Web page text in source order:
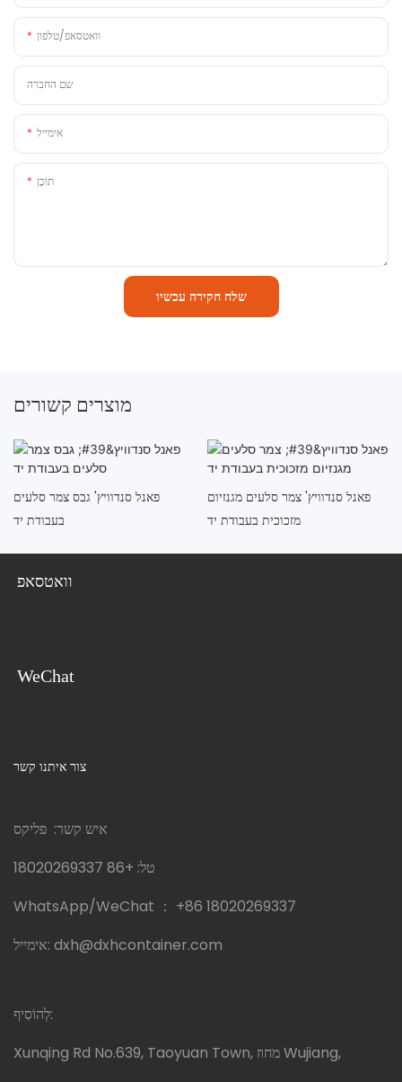
וואטסאפ/טלפון
שם החברה
אימייל
תוֹכֶן
שלח חקירה עכשיו
מוצרים קשורים
פאנל סנדוויץ' גבס צמר סלעים
בעבודת יד
פאנל סנדוויץ' צמר סלעים מגנזיום
מזכוכית בעבודת יד
וואטסאפ
WeChat
צור איתנו קשר
איש קשר: פליקס
טל: +86 18020269337
WhatsApp/WeChat ： +86 18020269337
אימייל: dxh@dxhcontainer.com
לְהוֹסִיף:
Xunqing Rd No.639, Taoyuan Town, מחוז Wujiang,